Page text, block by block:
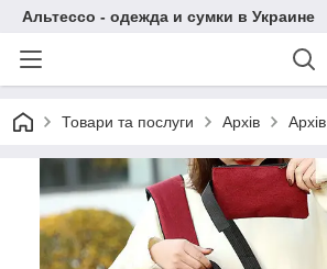
Альтессо - одежда и сумки в Украине
Товари та послуги Архів Архів